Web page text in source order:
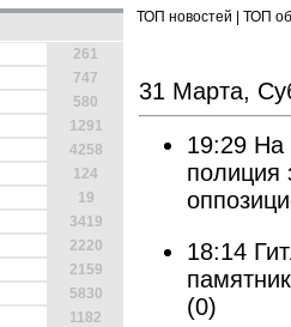
261
747
580
1291
4258
124
19
3419
2220
2159
5830
1182
ТОП новостей ТОП
31 Марта,
19:29 На
полиция
18:14
(0)